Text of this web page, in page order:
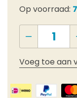
Op voorraad:
Voeg toe aan